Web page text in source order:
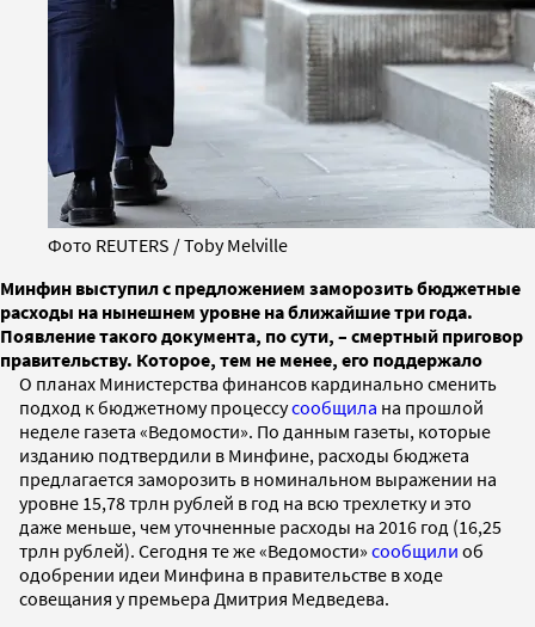
Фото REUTERS / Toby Melville
Минфин выступил с предложением заморозить бюджетные
расходы на нынешнем уровне на ближайшие три года.
Появление такого документа, по сути, – смертный приговор
правительству. Которое, тем не менее, его поддержало
О планах Министерства финансов кардинально сменить
подход к бюджетному процессусообщила на прошлой
неделе газета «Ведомости». По данным газеты, которые
изданию подтвердили в Минфине, расходы бюджета
предлагается заморозить в номинальном выражении на
уровне 15,78 трлн рублей в год на всю трехлетку и это
даже меньше, чем уточненные расходы на 2016 год (16,25
трлн рублей). Сегодня те же «Ведомости» сообщили об
одобрении идеи Минфина в правительстве в ходе
совещания у премьера Дмитрия Медведева.